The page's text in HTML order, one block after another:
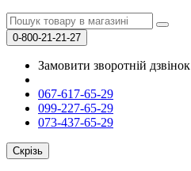
0-800-21-21-27
Замовити зворотній дзвінок
067-617-65-29
099-227-65-29
073-437-65-29
Скрізь